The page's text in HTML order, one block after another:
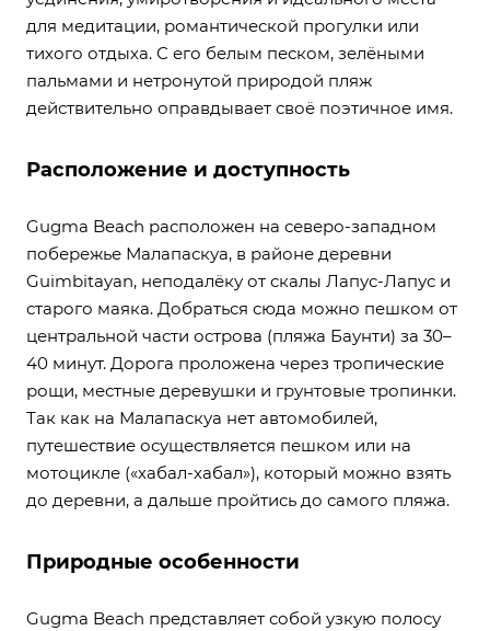
для медитации, романтической прогулки или
тихого отдыха. С его белым песком, зелёными
пальмами и нетронутой природой пляж
действительно оправдывает своё поэтичное имя.
Расположение и доступность
Gugma Beach расположен на северо-западном
побережье Малапаскуа, в районе деревни
Guimbitayan, неподалёку от скалы Лапус-Лапус и
старого маяка. Добраться сюда можно пешком от
центральной части острова (пляжа Баунти) за 30–
40 минут. Дорога проложена через тропические
рощи, местные деревушки и грунтовые тропинки.
Так как на Малапаскуа нет автомобилей,
путешествие осуществляется пешком или на
мотоцикле («хабал-хабал»), который можно взять
до деревни, а дальше пройтись до самого пляжа.
Природные особенности
Gugma Beach представляет собой узкую полосу